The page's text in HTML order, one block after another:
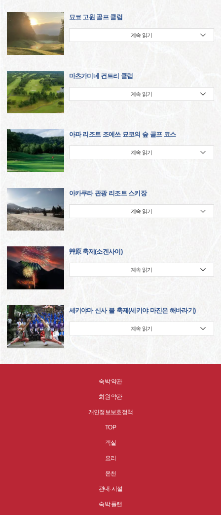
묘코 고원 골프 클럽
계속 읽기
마츠가미네 컨트리 클럽
계속 읽기
아파 리조트 조에쓰 묘코의 숲 골프 코스
계속 읽기
아카쿠라 관광 리조트 스키장
계속 읽기
艸原 축제(소겐사이)
계속 읽기
세키야마 신사 불 축제(세키야 마진은 해바라기)
계속 읽기
숙박 약관
회원 약관
개인정보보호정책
TOP
객실
요리
온천
관내·시설
숙박 플랜